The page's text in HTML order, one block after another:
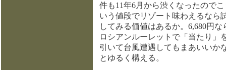
件も11年6月から渋くなったのでこ
いう値段でリゾート味わえるなら
してみる価値はあるか。6,680円な
ロシアンルーレットで「当たり」
引いて台風遭遇してもまあいいか
とゆるく構える。